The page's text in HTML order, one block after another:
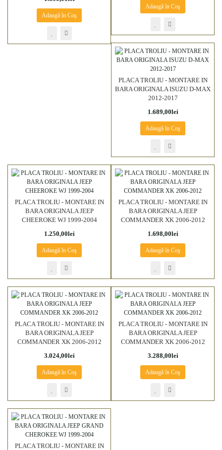
Adaugă în Coş
Adaugă în Coş
PLACA TROLIU - MONTARE IN
BARA ORIGINALA ISUZU D-MAX
2012-2017
1.689,00lei
Adaugă în Coş
PLACA TROLIU - MONTARE IN
BARA ORIGINALA JEEP
CHEEROKE WJ 1999-2004
1.250,00lei
Adaugă în Coş
PLACA TROLIU - MONTARE IN
BARA ORIGINALA JEEP
COMMANDER XK 2006-2012
1.698,00lei
Adaugă în Coş
PLACA TROLIU - MONTARE IN
BARA ORIGINALA JEEP
COMMANDER XK 2006-2012
3.024,00lei
Adaugă în Coş
PLACA TROLIU - MONTARE IN
BARA ORIGINALA JEEP
COMMANDER XK 2006-2012
3.288,00lei
Adaugă în Coş
PLACA TROLIU - MONTARE IN